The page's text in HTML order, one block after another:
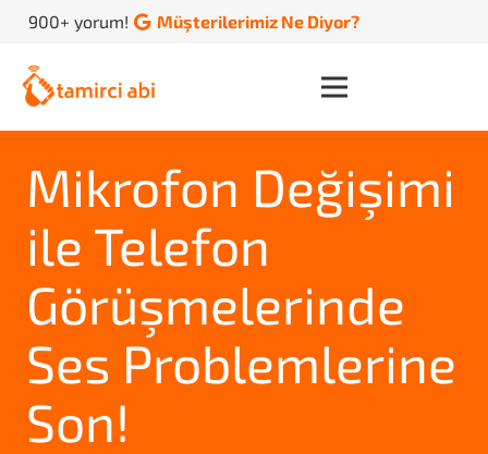
900+ yorum! Müşterilerimiz Ne Diyor?
Mikrofon Değişimi
ile Telefon
Görüşmelerinde
Ses Problemlerine
Son!